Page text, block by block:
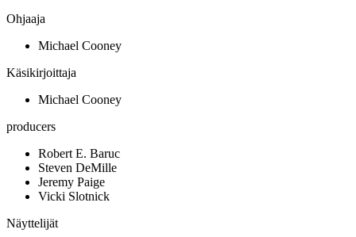
Ohjaaja
Michael Cooney
Käsikirjoittaja
Michael Cooney
producers
Robert E. Baruc
Steven DeMille
Jeremy Paige
Vicki Slotnick
Näyttelijät